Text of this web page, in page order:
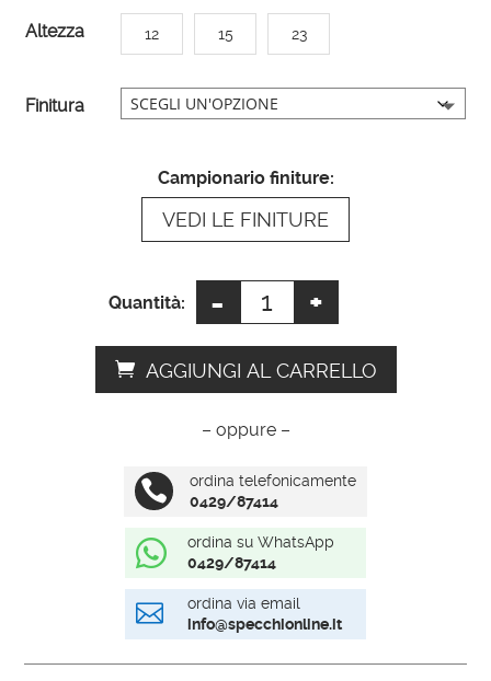
Altezza 12 15 23
Finitura
Campionario finiture:
VEDI LE FINITURE
Quantità: -
Portafoto
rotondo
+
AGGIUNGI AL CARRELLO
e
n
– oppure –

ordina telefonicamente
0429/87414

ordina su WhatsApp
0429/87414

ordina via email
info@specchionline.it